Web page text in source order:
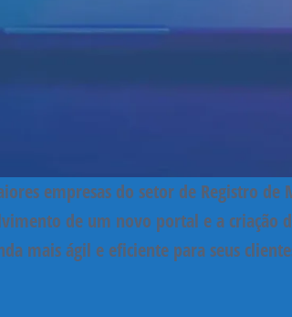
empresas do setor de Registro de
de um novo portal e a criação
mais ágil e eficiente para seus